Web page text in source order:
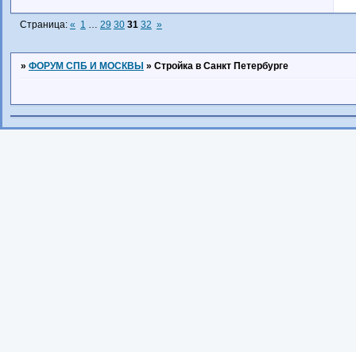
Страница: « 1 … 29 30 31 32 »
» ФОРУМ СПБ И МОСКВЫ » Стройка в Санкт Петербурге